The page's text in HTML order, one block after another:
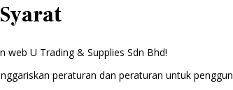
web U Trading & Supplies Sdn Bhd!
peraturan dan peraturan untuk